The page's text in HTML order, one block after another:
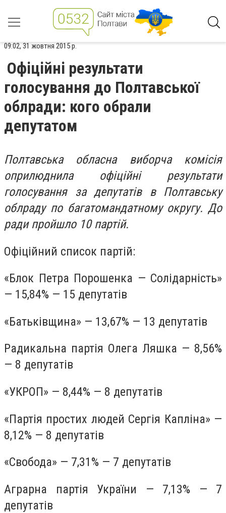
09:02, 31 жовтня 2015 р.
Офіційні результати
голосування до Полтавської
облради: кого обрали
депутатом
Полтавська обласна виборча комісія
оприлюднила офіційні результати
голосування за депутатів в Полтавську
облраду по багатомандатному округу. До
ради пройшло 10 партій.
Офіційний список партій:
«Блок Петра Порошенка — Солідарність»
— 15,84% — 15 депутатів
«Батьківщина» — 13,67% — 13 депутатів
Радикальна партія Олега Ляшка — 8,56%
— 8 депутатів
«УКРОП» — 8,44% — 8 депутатів
«Партія простих людей Сергія Капліна» —
8,12% — 8 депутатів
«Свобода» — 7,31% — 7 депутатів
Аграрна партія України — 7,13% — 7
депутатів